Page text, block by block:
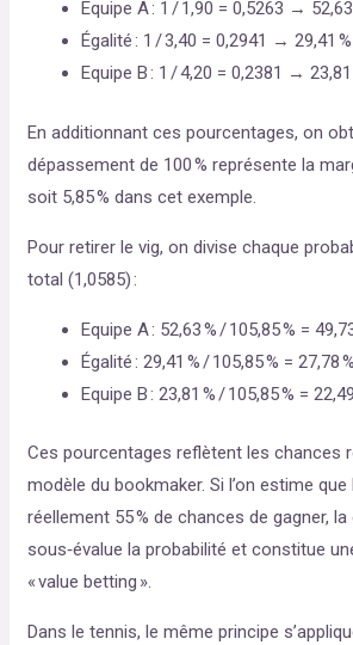
Equipe A : 1 / 1,90 = 0,5263 → 52,63
Égalité : 1 / 3,40 = 0,2941 → 29,41 %
Equipe B : 1 / 4,20 = 0,2381 → 23,81
En additionnant ces pourcentages, on
dépassement de 100 % représente la
soit 5,85 % dans cet exemple.
Pour retirer le vig, on divise chaque
total (1,0585) :
Equipe A : 52,63 % / 105,85 % =
Égalité : 29,41 % / 105,85 % = 27,78 %
Equipe B : 23,81 % / 105,85 % =
Ces pourcentages reflètent les chances
modèle du bookmaker. Si l’on estime que
réellement 55 % de chances de gagner,
sous‑évalue la probabilité et constitue
« value betting ».
Dans le tennis, le même principe